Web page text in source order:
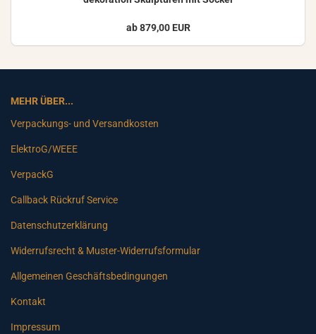
ab 879,00 EUR
MEHR ÜBER...
Verpackungs- und Versandkosten
ElektroG/WEEE
VerpackG
Callback Rückruf Service
Datenschutzerklärung
Widerrufsrecht & Muster-Widerrufsformular
Allgemeinen Geschäftsbedingungen
Kontakt
Impressum